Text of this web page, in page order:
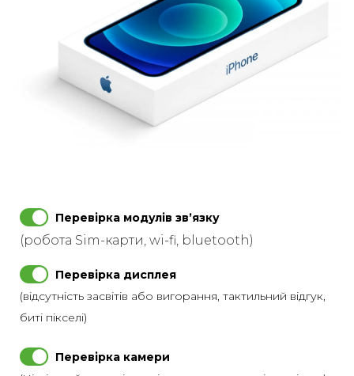
Перевірка модулів звʼязку
(робота Sim-карти, wi-fi, bluetooth)
Перевірка дисплея
(відсутність засвітів або вигорання, тактильний відгук,
биті пікселі)
Перевірка камери